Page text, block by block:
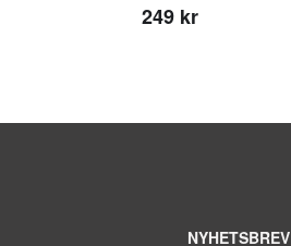
249 kr
NYHETSBREV